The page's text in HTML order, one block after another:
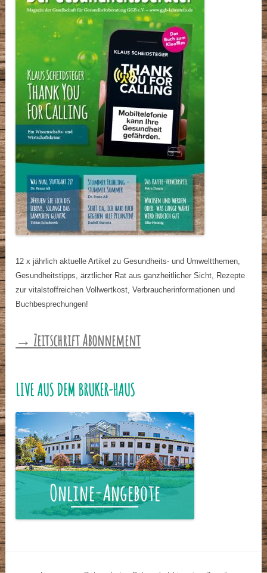
12 x jährlich aktuelle Artikel zu Gesundheits- und Umweltthemen,
Gesundheitstipps, ärztlicher Rat aus ganzheitlicher Sicht, Rezepte
zur vitalstoffreichen Vollwertkost, Verbraucherinformationen und
Buchbesprechungen!
→ Zeitschrift Abonnement
LIVE AUS DEM BRUKER-HAUS